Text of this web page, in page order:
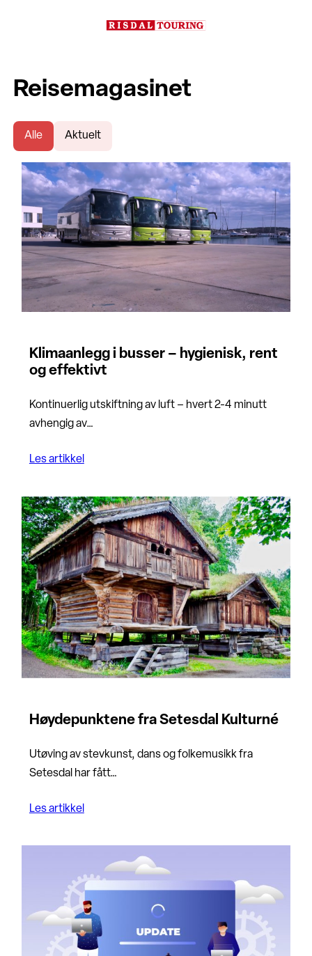
Reisemagasinet
Alle Aktuelt
Klimaanlegg i busser – hygienisk, rent
og effektivt
Kontinuerlig utskiftning av luft – hvert 2-4 minutt
avhengig av…
Les artikkel
Høydepunktene fra Setesdal Kulturné
Utøving av stevkunst, dans og folkemusikk fra
Setesdal har fått…
Les artikkel